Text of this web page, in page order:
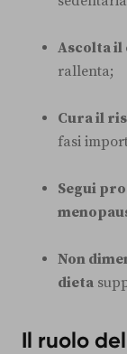
Ascolta il
rallenta;
Cura il
fasi
Segui
Non
dieta
Il ruolo